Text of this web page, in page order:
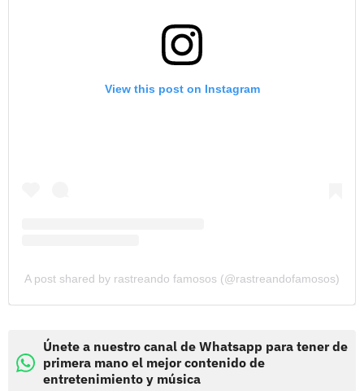
View this post on Instagram
A post shared by rastreando famosos (@rastreandofamosos)
Únete a nuestro canal de Whatsapp para tener de
primera mano el mejor contenido de
entretenimiento y música